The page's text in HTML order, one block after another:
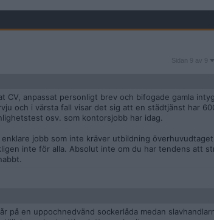
Sidan
Sidan 9 av 9
anpassat personligt brev och bifogade gamla
och i värsta fall visar det sig att en städtjänst har
osv. som kontorsjobb har idag.
jobb som inte kräver utbildning
inte för alla. Absolut inte om du har tendens att
på en uppochnedvänd sockerlåda medan